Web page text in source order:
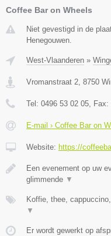
Coffee Bar on Wheels
Niet gevestigd in de
Henegouwen.
West-Vlaanderen »
Vromanstraat 2, 8750
Tel: 0496 53 02 05, Fax:
E-mail › Coffee Bar on
Website: https://
Een evenement op uw
glimmende ▼
Koffie, thee,
▼
Er wordt gewerkt op